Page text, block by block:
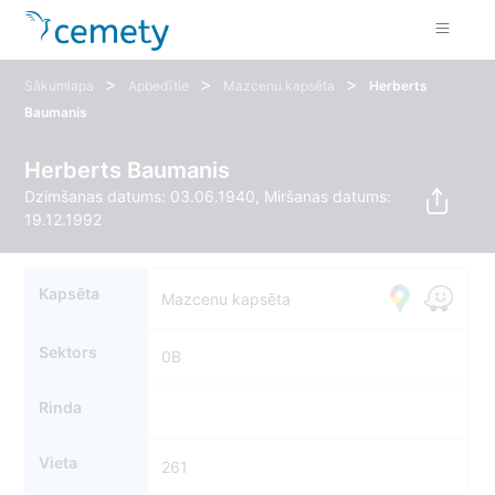
Sākumlapa > Apbedītie > Mazcenu kapsēta >
Herberts
Baumanis
Herberts Baumanis
Dzimšanas datums: 03.06.1940, Miršanas datums:
19.12.1992
Kapsēta Mazcenu kapsēta
Sektors 0B
Rinda
Vieta 261